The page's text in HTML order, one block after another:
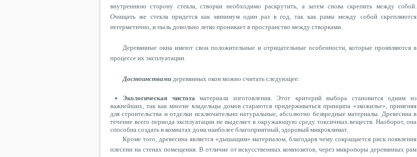
внутреннюю сторону стекла, створки необходимо раскрутить, а затем снова скрепить между собой.
Очищать же стекла придется как минимум один раз в год, так как рамы между собой скрепляются
негерметично, и пыль довольно легко проникает в пространство между створками.
Деревянные окна имеют свои положительные и отрицательные особенности, которые проявляются в
процессе их эксплуатации.
Достоинствами деревянных окон можно считать следующее:
Экологическая чистота материала изготовления. Этот критерий выбора становится одним из
важнейших, так как многие владельцы домов стараются придерживаться принципа «экожилье», применяя
для строительства и отделки исключительно натуральные, абсолютно безвредные материалы. Древесина в
течение всего периода эксплуатации не выделяет в окружающую среду токсичных веществ. Наоборот, она
способна создать в комнатах дома наиболее благоприятный, здоровый микроклимат.
Кроме того, древесина является «дышащим» материалом, благодаря чему сокращается риск появления
плесени на стенах помещения. В отличие от искусственных композитов, через микропоры деревянных рам